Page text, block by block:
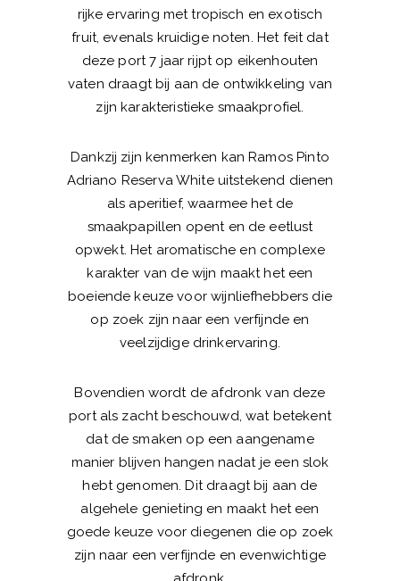
rijke ervaring met tropisch en exotisch
fruit, evenals kruidige noten. Het feit dat
deze port 7 jaar rijpt op eikenhouten
vaten draagt bij aan de ontwikkeling van
zijn karakteristieke smaakprofiel.
Dankzij zijn kenmerken kan Ramos Pinto
Adriano Reserva White uitstekend dienen
als aperitief, waarmee het de
smaakpapillen opent en de eetlust
opwekt. Het aromatische en complexe
karakter van de wijn maakt het een
boeiende keuze voor wijnliefhebbers die
op zoek zijn naar een verfijnde en
veelzijdige drinkervaring.
Bovendien wordt de afdronk van deze
port als zacht beschouwd, wat betekent
dat de smaken op een aangename
manier blijven hangen nadat je een slok
hebt genomen. Dit draagt bij aan de
algehele genieting en maakt het een
goede keuze voor diegenen die op zoek
zijn naar een verfijnde en evenwichtige